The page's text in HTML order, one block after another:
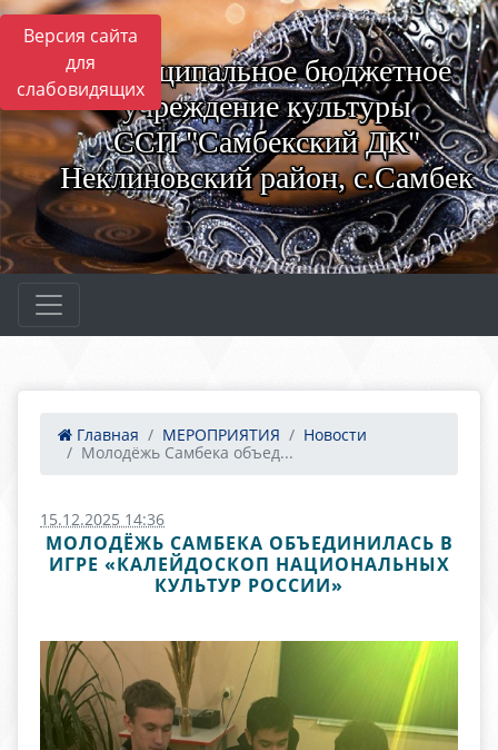
Версия сайта
для
слабовидящих
Муниципальное бюджетное
учреждение культуры
ССП "Самбекский ДК"
Неклиновский район, с.Самбек
Главная МЕРОПРИЯТИЯ
Новости
Молодёжь Самбека объед...
15.12.2025 14:36
МОЛОДЁЖЬ САМБЕКА ОБЪЕДИНИЛАСЬ В
ИГРЕ «КАЛЕЙДОСКОП НАЦИОНАЛЬНЫХ
КУЛЬТУР РОССИИ»